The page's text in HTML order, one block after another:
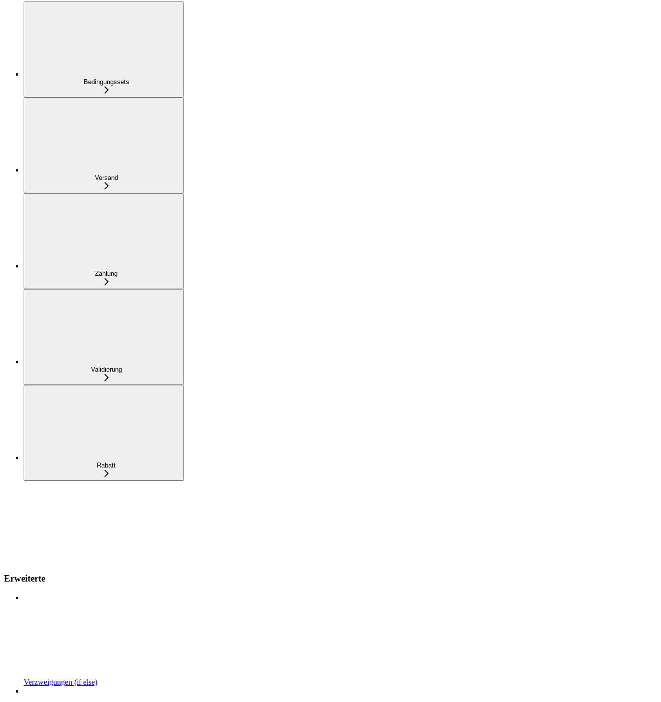
Bedingungssets
Versand
Zahlung
Validierung
Rabatt
Erweiterte
Verzweigungen (if else)